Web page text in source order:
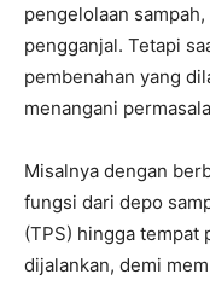
pengelolaan
pengganjal. Tetapi
pembenahan yang
menangani
Misalnya dengan
fungsi dari depo
(TPS) hingga tempat
dijalankan, demi